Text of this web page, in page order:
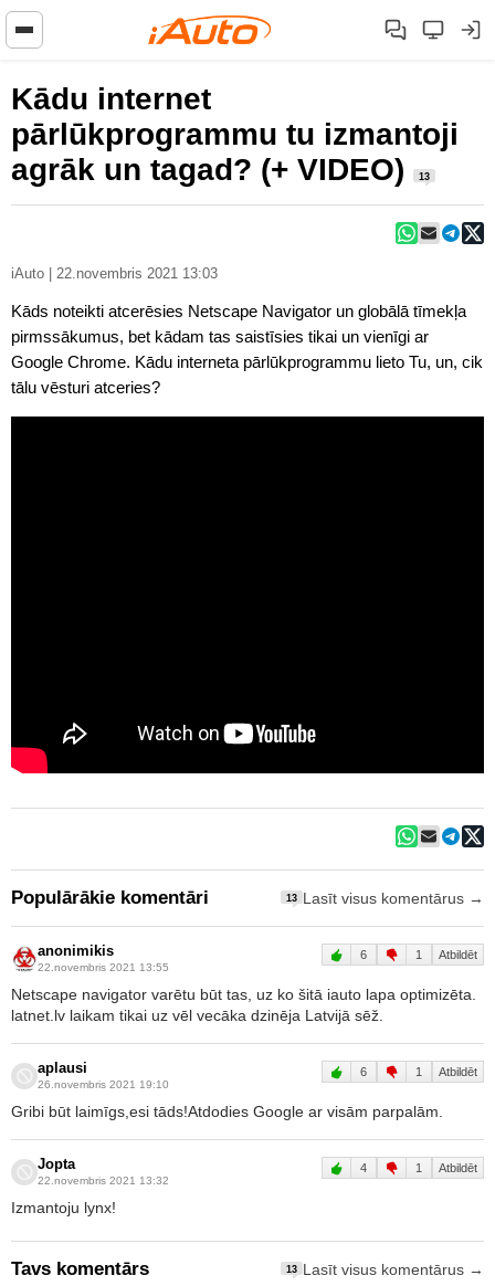
Kādu internet
pārlūkprogrammu tu izmantoji
agrāk un tagad? (+ VIDEO)
13
iAuto | 22.novembris 2021 13:03
Kāds noteikti atcerēsies Netscape Navigator un globālā tīmekļa
pirmssākumus, bet kādam tas saistīsies tikai un vienīgi ar
Google Chrome. Kādu interneta pārlūkprogrammu lieto Tu, un, cik
tālu vēsturi atceries?
Populārākie komentāri 13 Lasīt visus komentārus →
anonimikis
22.novembris 2021 13:55
6 1 Atbildēt
Netscape navigator varētu būt tas, uz ko šitā iauto lapa optimizēta.
latnet.lv laikam tikai uz vēl vecāka dzinēja Latvijā sēž.
aplausi
26.novembris 2021 19:10
6 1 Atbildēt
Gribi būt laimīgs,esi tāds!Atdodies Google ar visām parpalām.
Jopta
22.novembris 2021 13:32
4 1 Atbildēt
Izmantoju lynx!
Tavs komentārs 13 Lasīt visus komentārus →